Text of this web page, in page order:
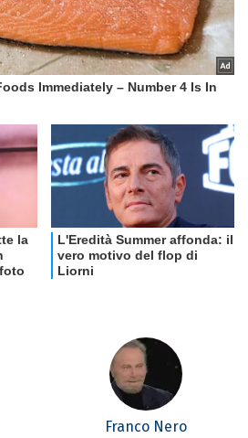
Franco Nero